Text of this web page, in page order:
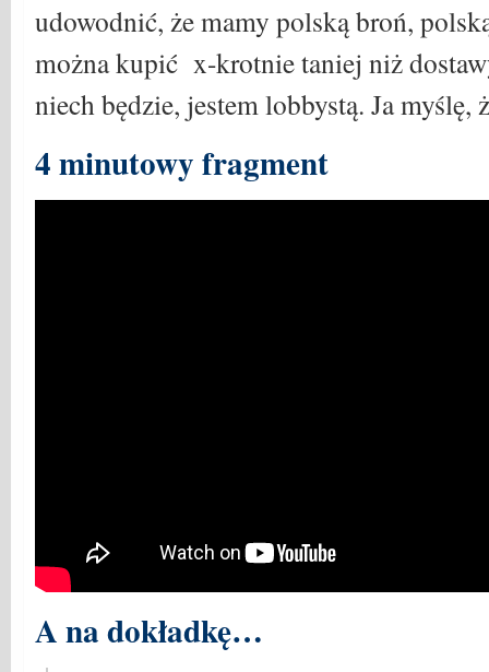
udowodnić, że mamy polską broń,
można kupić x-krotnie taniej niż
niech będzie, jestem lobbystą. Ja myślę,
4 minutowy fragment
A na dokładkę…